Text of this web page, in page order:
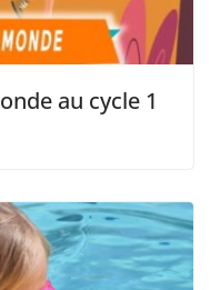
au cycle 1